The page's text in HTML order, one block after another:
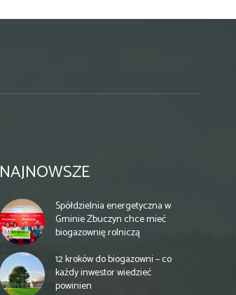
NAJNOWSZE
Spółdzielnia energetyczna w
Gminie Zbuczyn chce mieć
biogazownię rolniczą
12 kroków do biogazowni – co
każdy inwestor wiedzieć
powinien